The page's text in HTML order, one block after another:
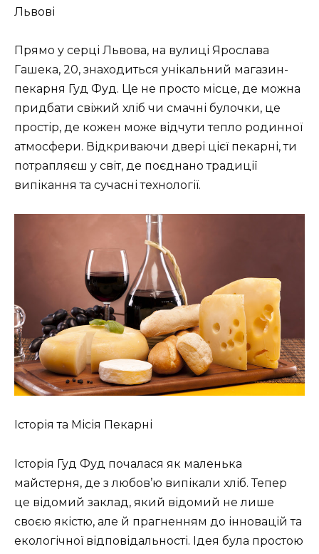
Львові
Прямо у серці Львова, на вулиці Ярослава
Гашека, 20, знаходиться унікальний магазин-
пекарня Гуд Фуд. Це не просто місце, де можна
придбати свіжий хліб чи смачні булочки, це
простір, де кожен може відчути тепло родинної
атмосфери. Відкриваючи двері цієї пекарні, ти
потрапляєш у світ, де поєднано традиції
випікання та сучасні технології.
Історія та Місія Пекарні
Історія Гуд Фуд почалася як маленька
майстерня, де з любов’ю випікали хліб. Тепер
це відомий заклад, який відомий не лише
своєю якістю, але й прагненням до інновацій та
екологічної відповідальності. Ідея була простою